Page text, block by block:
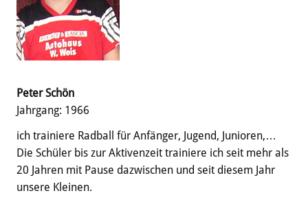
Peter Schön
Jahrgang: 1966
ich trainiere Radball für Anfänger, Jugend, Junioren,…
Die Schüler bis zur Aktivenzeit trainiere ich seit mehr als
20 Jahren mit Pause dazwischen und seit diesem Jahr
unsere Kleinen.